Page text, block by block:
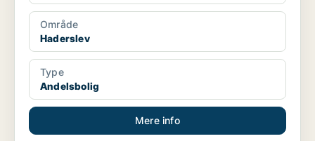
Område
Haderslev
Type
Andelsbolig
Mere info